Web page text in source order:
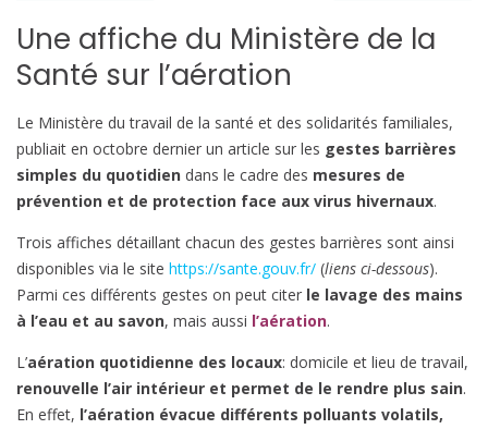
Une affiche du Ministère de la
Santé sur l’aération
Le Ministère du travail de la santé et des solidarités familiales,
publiait en octobre dernier un article sur les gestes barrières
simples du quotidien dans le cadre des mesures de
prévention et de protection face aux virus hivernaux.
Trois affiches détaillant chacun des gestes barrières sont ainsi
disponibles via le site https://sante.gouv.fr/ (liens ci-dessous).
Parmi ces différents gestes on peut citer le lavage des mains
à l’eau et au savon, mais aussi l’aération.
L’aération quotidienne des locaux: domicile et lieu de travail,
renouvelle l’air intérieur et permet de le rendre plus sain.
En effet, l’aération évacue différents polluants volatils,